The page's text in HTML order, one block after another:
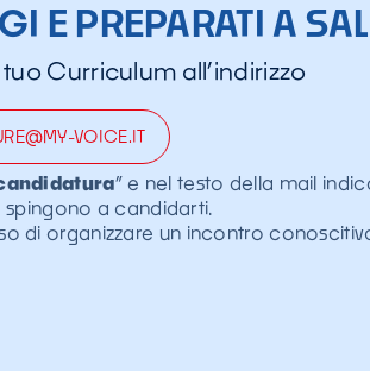
E PREPARATI A
Curriculum all’indirizzo
VOICE.IT
” e nel testo della mail
a candidarti.
di organizzare un incontro